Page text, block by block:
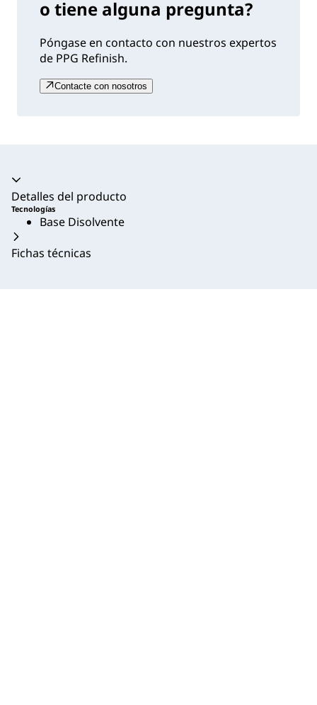
o tiene alguna pregunta?
Póngase en contacto con nuestros expertos
de PPG Refinish.
Contacte con nosotros
Acordeón colapsado
Detalles del producto
Tecnologías
Base Disolvente
Fichas técnicas